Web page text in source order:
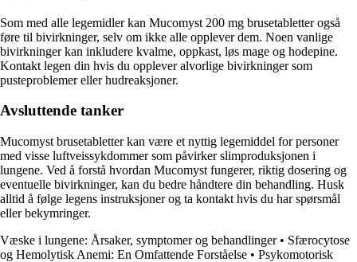
Som med alle legemidler kan Mucomyst 200 mg brusetabletter også
føre til bivirkninger, selv om ikke alle opplever dem. Noen vanlige
bivirkninger kan inkludere kvalme, oppkast, løs mage og hodepine.
Kontakt legen din hvis du opplever alvorlige bivirkninger som
pusteproblemer eller hudreaksjoner.
Avsluttende tanker
Mucomyst brusetabletter kan være et nyttig legemiddel for personer
med visse luftveissykdommer som påvirker slimproduksjonen i
lungene. Ved å forstå hvordan Mucomyst fungerer, riktig dosering og
eventuelle bivirkninger, kan du bedre håndtere din behandling. Husk
alltid å følge legens instruksjoner og ta kontakt hvis du har spørsmål
eller bekymringer.
Væske i lungene: Årsaker, symptomer og behandlinger• Sfærocytose
og Hemolytisk Anemi: En Omfattende Forståelse • Psykomotorisk